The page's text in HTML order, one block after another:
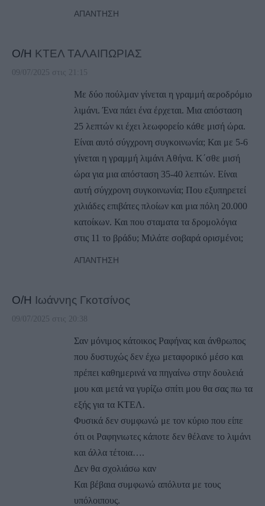
ΑΠΆΝΤΗΣΗ
Ο/Η ΚΤΕΛ ΤΑΛΑΙΠΩΡΙΑΣ
09/07/2025 στις 21:15
Με δύο πούλμαν γίνεται η γραμμή αεροδρόμιο
λιμάνι. Ένα πάει ένα έρχεται. Μια απόσταση
25 λεπτών κι έχει λεωφορείο κάθε μισή ώρα.
Είναι αυτό σύγχρονη συγκοινωνία; Και με 5-6
γίνεται η γραμμή λιμάνι Αθήνα. Κ΄σθε μισή
ώρα για μια απόσταση 35-40 λεπτών. Είναι
αυτή σύγχρονη συγκοινωνία; Που εξυπηρετεί
χιλιάδες επιβάτες πλοίων και μια πόλη 20.000
κατοίκων. Και που σταματα τα δρομολόγια
στις 11 το βράδυ; Μιλάτε σοβαρά ορισμένοι;
ΑΠΆΝΤΗΣΗ
Ο/Η Ιωάννης Γκοτσίνος
09/07/2025 στις 20:38
Σαν μόνιμος κάτοικος Ραφήνας και άνθρωπος
που δυστυχώς δεν έχω μεταφορικό μέσο και
πρέπει καθημερινά να πηγαίνω στην δουλειά
μου και μετά να γυρίζω σπίτι μου θα σας πω τα
εξής για τα ΚΤΕΛ.
Φυσικά δεν συμφωνώ με τον κύριο που είπε
ότι οι Ραφηνιωτες κάποτε δεν θέλανε το λιμάνι
και άλλα τέτοια….
Δεν θα σχολιάσω καν
Και βέβαια συμφωνώ απόλυτα με τους
υπόλοιπους.